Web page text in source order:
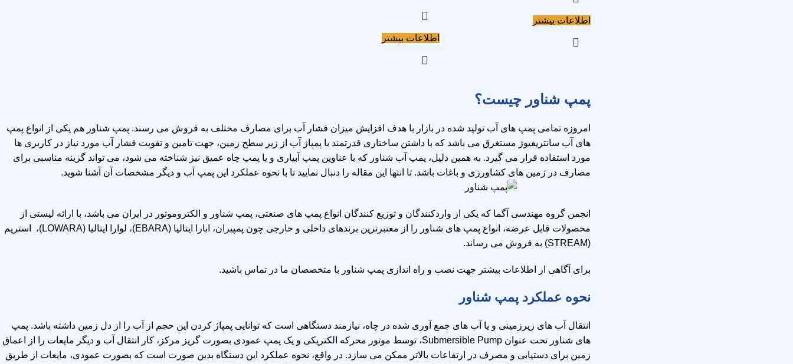
اطلاعات بیشتر
اطلاعات بیشتر
پمپ شناور چیست؟
امروزه تمامی پمپ های آب تولید شده در بازار با هدف افزایش میزان فشار آب برای مصارف مختلف به فروش می رسند. پمپ شناور هم یکی از انواع پمپ
های آب سانتریفیوژ مستغرق می باشد که با داشتن ساختاری قدرتمند با پمپاژ آب از زیر سطح زمین، جهت تامین و تقویت فشار آب مورد نیاز در کاربری ها
مورد استفاده قرار می گیرد. به همین دلیل، پمپ آب شناور که با عناوین پمپ آبیاری و یا پمپ چاه عمیق نیز شناخته می شود، می تواند گزینه مناسبی برای
مصارف در زمین های کشاورزی و باغات باشد. تا انتها این مقاله را دنبال نمایید تا با نحوه عملکرد این پمپ آب و دیگر مشخصات آن آشنا شوید.
انجمن گروه مهندسی آگما که یکی از واردکنندگان و توزیع کنندگان انواع پمپ های صنعتی، پمپ شناور و الکتروموتور در ایران می باشد، با ارائه لیستی از
محصولات قابل عرضه، انواع پمپ های شناور را از معتبرترین برندهای داخلی و خارجی چون پمپیران، ابارا ایتالیا (EBARA)، لوارا ایتالیا (LOWARA)، استریم
(STREAM) به فروش می رساند.
برای آگاهی از اطلاعات بیشتر جهت نصب و راه اندازی پمپ شناور با متخصصان ما در تماس باشید.
نحوه عملکرد پمپ شناور
انتقال آب های زیرزمینی و یا آب های جمع آوری شده در چاه، نیازمند دستگاهی است که توانایی پمپاژ کردن این حجم از آب را از دل زمین داشته باشد. پمپ
های شناور تحت عنوان Submersible Pump، توسط
موتور محرکه الکتریکی و یک پمپ عمودی بصورت گریز مرکز، کار انتقال آب و دیگر مایعات را از اعماق
زمین برای دستیابی و مصرف در ارتفاعات بالاتر ممکن می سازد. در واقع، نحوه عملکرد این دستگاه بدین صورت است که بصورت عمودی، مایعات از طریق